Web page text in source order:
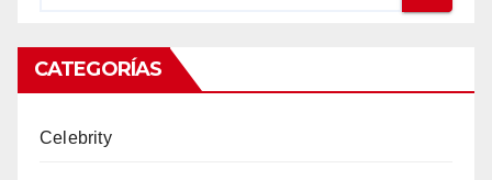
CATEGORÍAS
Celebrity